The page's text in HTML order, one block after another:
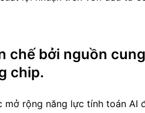
chế bởi nguồn
chip.
mở rộng năng lực tính toán AI